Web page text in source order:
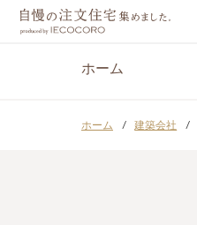
ホーム
ホーム 建築会社